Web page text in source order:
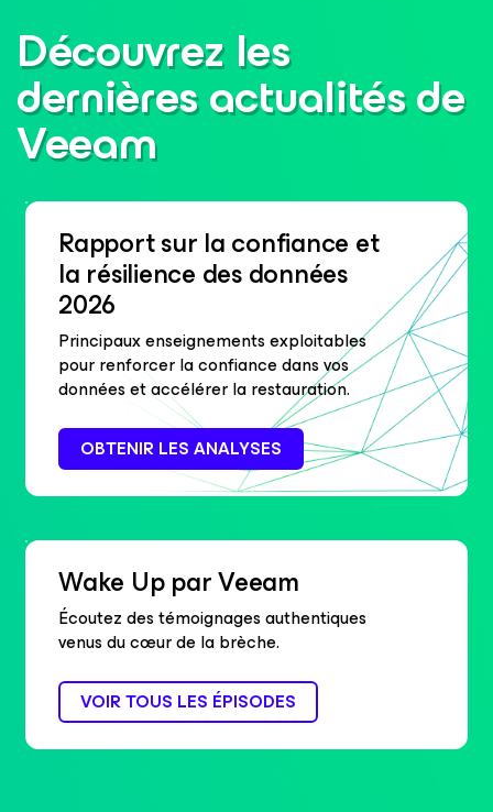
Découvrez les
dernières actualités de
Veeam
Rapport sur la confiance et
la résilience des données
2026
Principaux enseignements exploitables
pour renforcer la confiance dans vos
données et accélérer la restauration.
OBTENIR LES ANALYSES
Wake Up par Veeam
Écoutez des témoignages authentiques
venus du cœur de la brèche.
VOIR TOUS LES ÉPISODES